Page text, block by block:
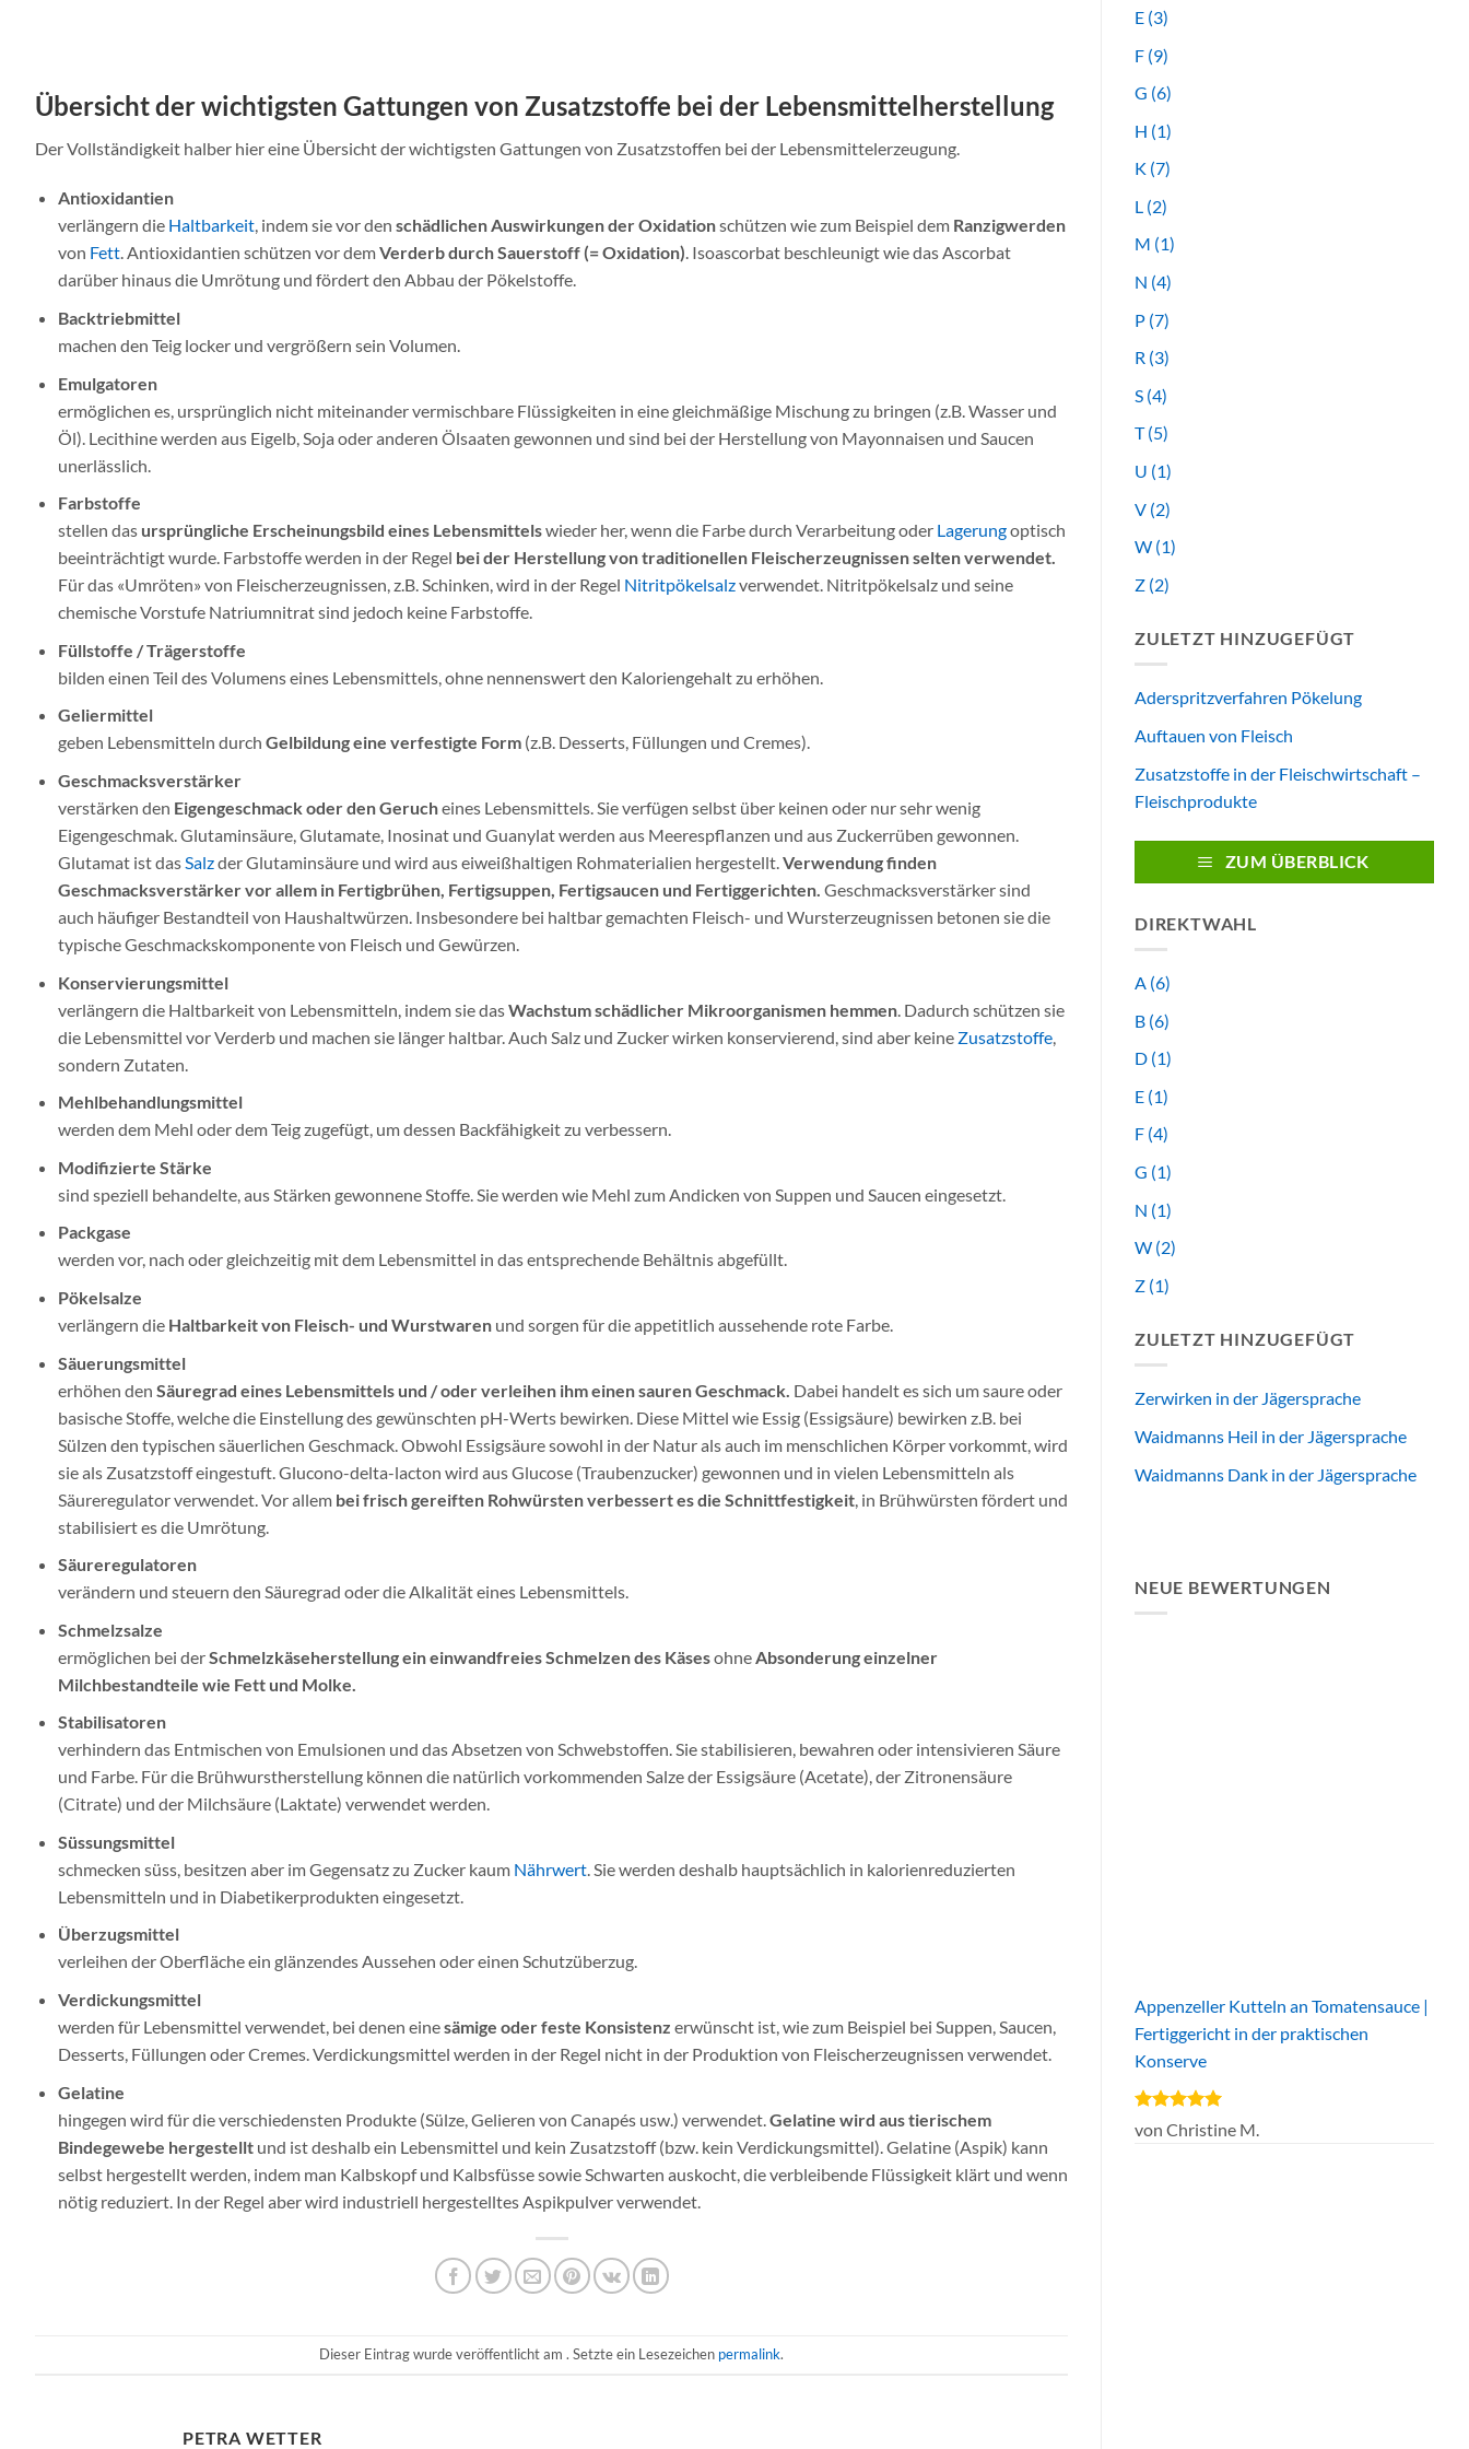
Übersicht der wichtigsten Gattungen von Zusatzstoffe bei der Lebensmittelherstellung
Der Vollständigkeit halber hier eine Übersicht der wichtigsten Gattungen von Zusatzstoffen bei der Lebensmittelerzeugung.
Antioxidantien
verlängern die Haltbarkeit, indem sie vor den schädlichen Auswirkungen der Oxidationschützen wie zum Beispiel demRanzigwerden
von Fett. Antioxidantien schützen vor demVerderb durch Sauerstoff (= Oxidation). Isoascorbat beschleunigt wie das Ascorbat
darüber hinaus die Umrötung und fördert den Abbau der Pökelstoffe.
Backtriebmittel
machen den Teig locker und vergrößern sein Volumen.
Emulgatoren
ermöglichen es, ursprünglich nicht miteinander vermischbare Flüssigkeiten in eine gleichmäßige Mischung zu bringen (z.B. Wasser und
Öl). Lecithine werden aus Eigelb, Soja oder anderen Ölsaaten gewonnen und sind bei der Herstellung von Mayonnaisen und Saucen
unerlässlich.
Farbstoffe
stellen das ursprüngliche Erscheinungsbild eines Lebensmittelswieder her, wenn die Farbe durch Verarbeitung oder Lagerungoptisch
beeinträchtigt wurde. Farbstoffe werden in der Regel bei der Herstellung von traditionellen Fleischerzeugnissen selten verwendet.
Für das «Umröten» von Fleischerzeugnissen, z.B. Schinken, wird in der Regel Nitritpökelsalzverwendet. Nitritpökelsalz und seine
chemische Vorstufe Natriumnitrat sind jedoch keine Farbstoffe.
Füllstoffe / Trägerstoffe
bilden einen Teil des Volumens eines Lebensmittels, ohne nennenswert den Kaloriengehalt zu erhöhen.
Geliermittel
geben Lebensmitteln durch Gelbildung eine verfestigte Form(z.B. Desserts, Füllungen und Cremes).
Geschmacksverstärker
verstärken den Eigengeschmack oder den Gerucheines Lebensmittels. Sie verfügen selbst über keinen oder nur sehr wenig
Eigengeschmak. Glutaminsäure, Glutamate, Inosinat und Guanylat werden aus Meerespflanzen und aus Zuckerrüben gewonnen.
Glutamat ist dasSalzder Glutaminsäure und wird aus eiweißhaltigen Rohmaterialien hergestellt.Verwendung finden
Geschmacksverstärker vor allem in Fertigbrühen, Fertigsuppen, Fertigsaucen und Fertiggerichten. Geschmacksverstärker sind
auch häufiger Bestandteil von Haushaltwürzen. Insbesondere bei haltbar gemachten Fleisch- und Wursterzeugnissen betonen sie die
typische Geschmackskomponente von Fleisch und Gewürzen.
Konservierungsmittel
verlängern die Haltbarkeit von Lebensmitteln, indem sie dasWachstum schädlicher Mikroorganismen hemmen. Dadurch schützen sie
die Lebensmittel vor Verderb und machen sie länger haltbar. Auch Salz und Zucker wirken konservierend, sind aber keine Zusatzstoffe,
sondern Zutaten.
Mehlbehandlungsmittel
werden dem Mehl oder dem Teig zugefügt, um dessen Backfähigkeit zu verbessern.
Modifizierte Stärke
sind speziell behandelte, aus Stärken gewonnene Stoffe. Sie werden wie Mehl zum Andicken von Suppen und Saucen eingesetzt.
Packgase
werden vor, nach oder gleichzeitig mit dem Lebensmittel in das entsprechende Behältnis abgefüllt.
Pökelsalze
verlängern die Haltbarkeit von Fleisch- und Wurstwarenund sorgen für die appetitlich aussehende rote Farbe.
Säuerungsmittel
erhöhen den Säuregrad eines Lebensmittels und / oder verleihen ihm einen sauren Geschmack. Dabei handelt es sich um saure oder
basische Stoffe, welche die Einstellung des gewünschten pH-Werts bewirken. Diese Mittel wie Essig (Essigsäure) bewirken z.B. bei
Sülzen den typischen säuerlichen Geschmack. Obwohl Essigsäure sowohl in der Natur als auch im menschlichen Körper vorkommt, wird
sie als Zusatzstoff eingestuft. Glucono-delta-lacton wird aus Glucose (Traubenzucker) gewonnen und in vielen Lebensmitteln als
Säureregulator verwendet. Vor allem bei frisch gereiften Rohwürsten verbessert es die Schnittfestigkeit, in Brühwürsten fördert und
stabilisiert es die Umrötung.
Säureregulatoren
verändern und steuern den Säuregrad oder die Alkalität eines Lebensmittels.
Schmelzsalze
ermöglichen bei derSchmelzkäseherstellung ein einwandfreies Schmelzen des Käsesohne Absonderung einzelner
Milchbestandteile wie Fett und Molke.
Stabilisatoren
verhindern das Entmischen von Emulsionen und das Absetzen von Schwebstoffen. Sie stabilisieren, bewahren oder intensivieren Säure
und Farbe. Für die Brühwurstherstellung können die natürlich vorkommenden Salze der Essigsäure (Acetate), der Zitronensäure
(Citrate) und der Milchsäure (Laktate) verwendet werden.
Süssungsmittel
schmecken süss, besitzen aber im Gegensatz zu Zucker kaum Nährwert. Sie werden deshalb hauptsächlich in kalorienreduzierten
Lebensmitteln und in Diabetikerprodukten eingesetzt.
Überzugsmittel
verleihen der Oberfläche ein glänzendes Aussehen oder einen Schutzüberzug.
Verdickungsmittel
werden für Lebensmittel verwendet, bei denen einesämige oder feste Konsistenz erwünscht ist, wie zum Beispiel bei Suppen, Saucen,
Desserts, Füllungen oder Cremes. Verdickungsmittel werden in der Regel nicht in der Produktion von Fleischerzeugnissen verwendet.
Gelatine
hingegen wird für die verschiedensten Produkte (Sülze, Gelieren von Canapés usw.) verwendet. Gelatine wird aus tierischem
Bindegewebe hergestelltund ist deshalb ein Lebensmittel und kein Zusatzstoff (bzw. kein Verdickungsmittel). Gelatine (Aspik) kann
selbst hergestellt werden, indem man Kalbskopf und Kalbsfüsse sowie Schwarten auskocht, die verbleibende Flüssigkeit klärt und wenn
nötig reduziert. In der Regel aber wird industriell hergestelltes Aspikpulver verwendet.
Dieser Eintrag wurde veröffentlicht am . Setzte ein Lesezeichen permalink.
PETRA WETTER
E (3)
F (9)
G (6)
H (1)
K (7)
L (2)
M (1)
N (4)
P (7)
R (3)
S (4)
T(5)
U (1)
V (2)
W (1)
Z (2)
ZULETZT HINZUGEFÜGT
Aderspritzverfahren Pökelung
Auftauen von Fleisch
Zusatzstoffe in der Fleischwirtschaft –
Fleischprodukte
ZUM ÜBERBLICK
DIREKTWAHL
A (6)
B (6)
D (1)
E (1)
F (4)
G (1)
N (1)
W (2)
Z (1)
ZULETZT HINZUGEFÜGT
Zerwirken in der Jägersprache
Waidmanns Heil in der Jägersprache
Waidmanns Dank in der Jägersprache
NEUE BEWERTUNGEN
Appenzeller Kutteln an Tomatensauce |
Fertiggericht in der praktischen
Konserve
Bewertet
mit 5von
von Christine M.